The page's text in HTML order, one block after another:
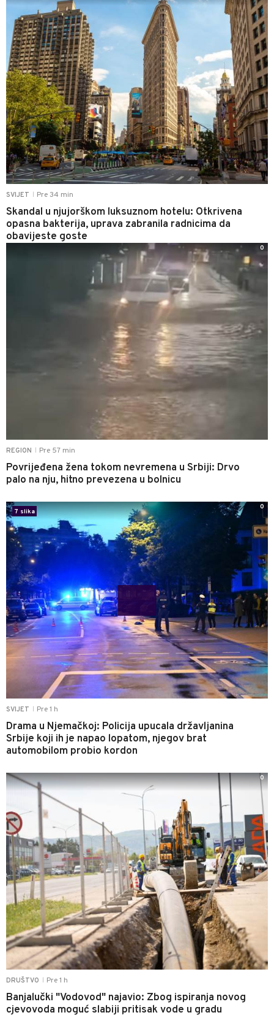
SVIJET Pre 34 min
Skandal u njujorškom luksuznom hotelu: Otkrivena
opasna bakterija, uprava zabranila radnicima da
obavijeste goste
REGION Pre 57 min
Povrijeđena žena tokom nevremena u Srbiji: Drvo
palo na nju, hitno prevezena u bolnicu
0
SVIJET Pre 1 h
Drama u Njemačkoj: Policija upucala državljanina
Srbije koji ih je napao lopatom, njegov brat
automobilom probio kordon
7 slika
0
DRUŠTVO Pre 1 h
Banjalučki "Vodovod" najavio: Zbog ispiranja novog
cjevovoda moguć slabiji pritisak vode u gradu
0